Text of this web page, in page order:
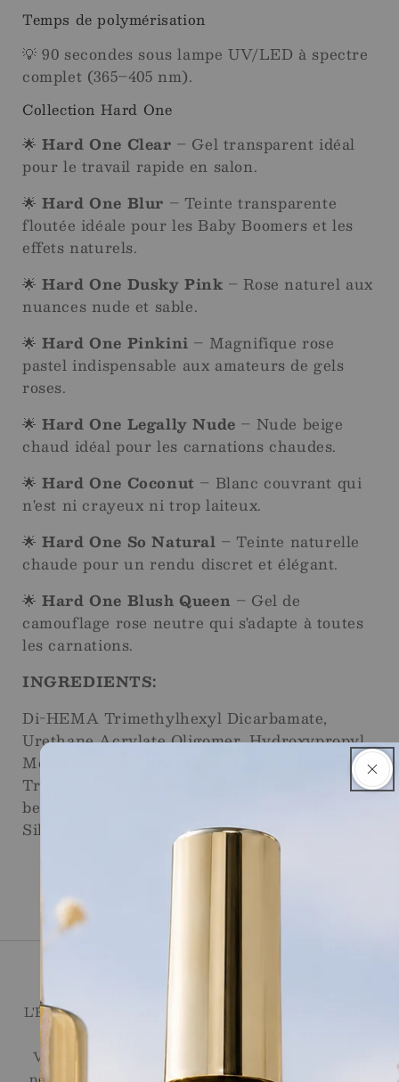
Temps de polymérisation
💡 90 secondes sous lampe UV/LED à spectre
complet (365–405 nm).
Collection Hard One
🌟Hard One Clear – Gel transparent idéal
pour le travail rapide en salon.
🌟Hard One Blur – Teinte transparente
floutée idéale pour les Baby Boomers et les
effets naturels.
🌟Hard One Dusky Pink – Rose naturel aux
nuances nude et sable.
🌟Hard One Pinkini – Magnifique rose
pastel indispensable aux amateurs de gels
roses.
🌟Hard One Legally Nude – Nude beige
chaud idéal pour les carnations chaudes.
🌟Hard One Coconut – Blanc couvrant qui
n'est ni crayeux ni trop laiteux.
🌟Hard One So Natural – Teinte naturelle
chaude pour un rendu discret et élégant.
🌟Hard One Blush Queen – Gel de
camouflage rose neutre qui s'adapte à toutes
les carnations.
INGREDIENTS:
Di-HEMA Trimethylhexyl Dicarbamate,
Urethane Acrylate Oligomer, Hydroxypropyl
Methacrylate, Silica Dimethicone Silylate,
Triproylene Glycol Diacrylate, Methyl
benzoylformate, Glass, Silica Dimethyl
Silylate, CI 60725, p-hydroxyanisole
Ecole de l'Ongle
L'École de l'Ongle réunit un centre de formation, une
onglerie et une boutique en ligne, à Martigny en
Valais. Nous proposons des formations sur mesure